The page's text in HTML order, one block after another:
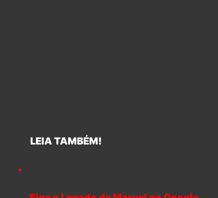
LEIA TAMBÉM!